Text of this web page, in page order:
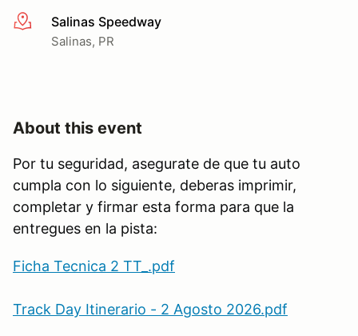
More infoSalinas Speedway
Salinas, PR
About this event
Por tu seguridad, asegurate de que tu auto
cumpla con lo siguiente, deberas imprimir,
completar y firmar esta forma para que la
entregues en la pista:
Ficha Tecnica 2 TT_.pdf
Track Day Itinerario - 2 Agosto 2026.pdf